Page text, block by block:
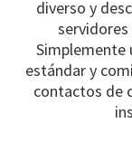
diverso y
Simplemente
estándar y
contactos de